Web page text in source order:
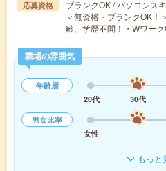
応募資格
ブランクOK / パソコンス
＜無資格・ブランクOK！
齢、学歴不問！・Wワー
職場の雰囲気
年齢層
20代
30代
男女比率
女性
もっと